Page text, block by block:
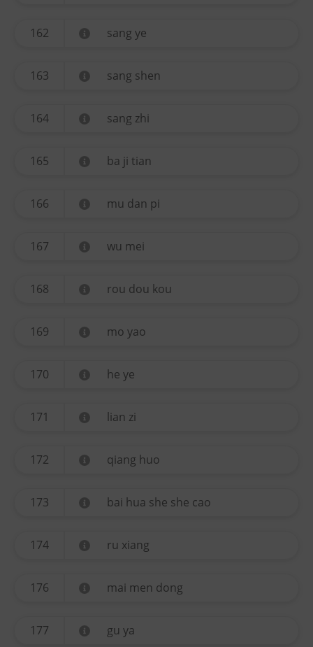
162 sang ye
163 sang shen
164 sang zhi
165 ba ji tian
166 mu dan pi
167 wu mei
168 rou dou kou
169 mo yao
170 he ye
171 lian zi
172 qiang huo
173 bai hua she she cao
174 ru xiang
176 mai men dong
177 gu ya